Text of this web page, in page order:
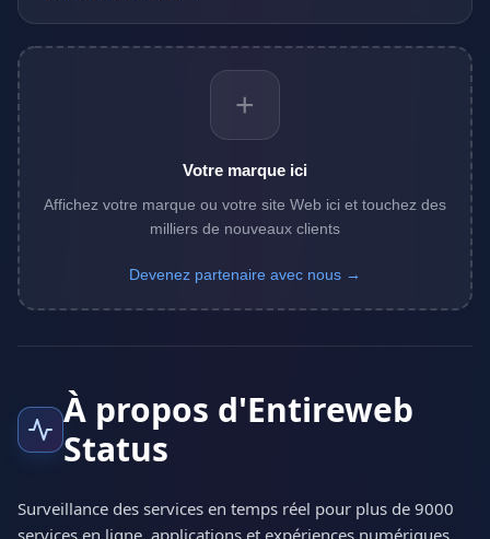
+
Votre marque ici
Affichez votre marque ou votre site Web ici et touchez des
milliers de nouveaux clients
Devenez partenaire avec nous →
À propos d'Entireweb
Status
Surveillance des services en temps réel pour plus de 9000